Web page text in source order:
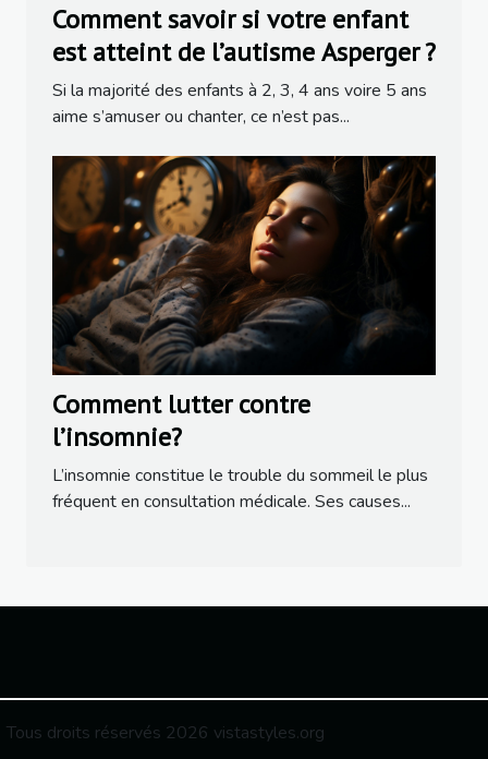
Comment savoir si votre enfant
est atteint de l’autisme Asperger ?
Si la majorité des enfants à 2, 3, 4 ans voire 5 ans
aime s’amuser ou chanter, ce n’est pas...
Comment lutter contre
l’insomnie?
L’insomnie constitue le trouble du sommeil le plus
fréquent en consultation médicale. Ses causes...
Tous droits réservés 2026 vistastyles.org